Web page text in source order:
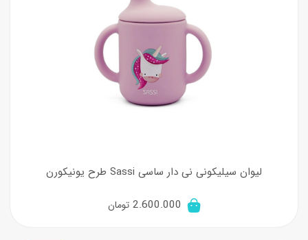
لیوان سیلیکونی نی دار ساسی Sassi طرح یونیکورن
2.600.000 تومان